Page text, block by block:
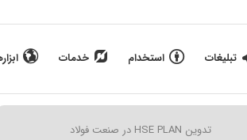
تبلیغات استخدام خدمات
تدوین HSE PLAN در صنعت فولاد